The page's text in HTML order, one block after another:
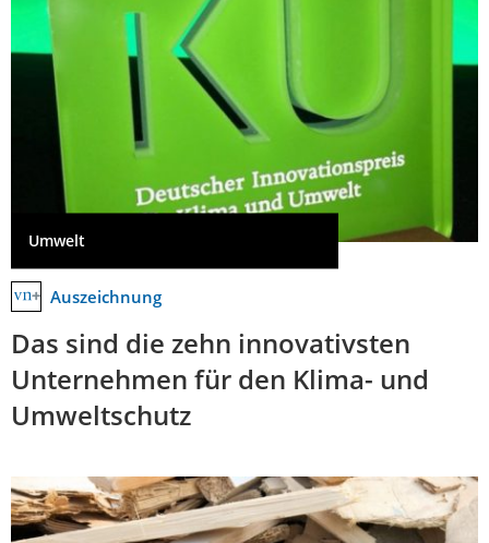
Umwelt
Auszeichnung
Das sind die zehn innovativsten
Unternehmen für den Klima- und
Umweltschutz